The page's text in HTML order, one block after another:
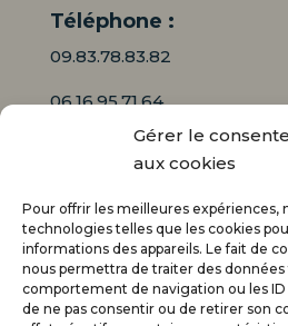
Gérer le
aux cookies
Pour offrir les meilleures expériences,
technologies telles que les cookies
informations des appareils. Le fait de
nous permettra de traiter des données
comportement de navigation ou les ID
de ne pas consentir ou de retirer son
Téléphone :
09.83.78.83.82
06.16.95.71.64
E-mail*